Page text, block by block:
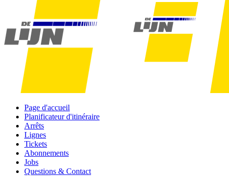
Page d'accueil
Planificateur d'itinéraire
Arrêts
Lignes
Tickets
Abonnements
Jobs
Questions & Contact